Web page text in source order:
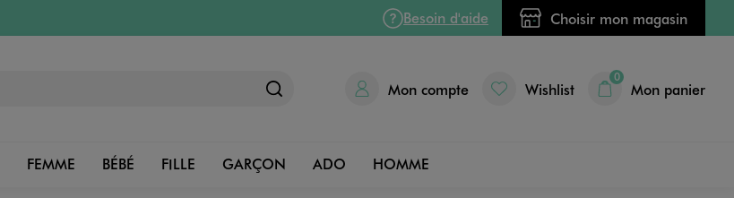
Besoin d'aide Choisir mon magasin
Mon compte Wishlist
0
Mon panier
FEMME BÉBÉ FILLE GARÇON ADO HOMME